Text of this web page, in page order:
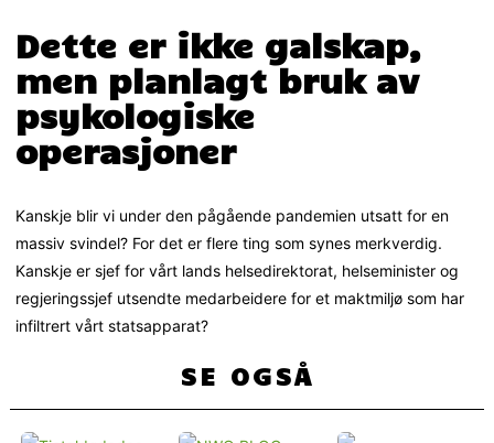
Dette er ikke galskap,
men planlagt bruk av
psykologiske
operasjoner
Kanskje blir vi under den pågående pandemien utsatt for en
massiv svindel? For det er flere ting som synes merkverdig.
Kanskje er sjef for vårt lands helsedirektorat, helseminister og
regjeringssjef utsendte medarbeidere for et maktmiljø som har
infiltrert vårt statsapparat?
SE OGSÅ